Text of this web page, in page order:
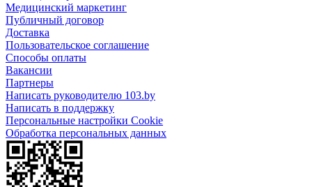
Медицинский маркетинг
Публичный договор
Доставка
Пользовательское соглашение
Способы оплаты
Вакансии
Партнеры
Написать руководителю 103.by
Написать в поддержку
Персональные настройки Cookie
Обработка персональных данных